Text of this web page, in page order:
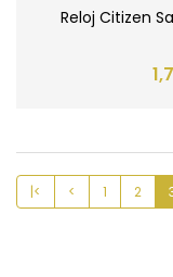
Reloj Citizen
|< < 1 2